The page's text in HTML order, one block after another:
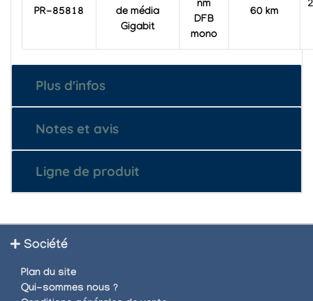
PR-85818
de média
Gigabit
nm
DFB
mono
60 km
Plus d'infos
Notes et avis
Ligne de produit
Société
Plan du site
Qui-sommes nous ?